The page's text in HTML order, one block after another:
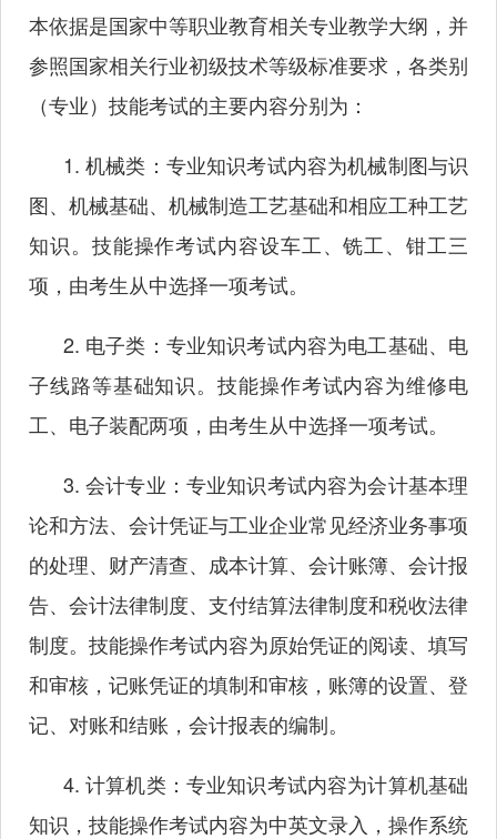
本依据是国家中等职业教育相关专业教学大纲，并
参照国家相关行业初级技术等级标准要求，各类别
（专业）技能考试的主要内容分别为：
1. 机械类：专业知识考试内容为机械制图与识
图、机械基础、机械制造工艺基础和相应工种工艺
知识。技能操作考试内容设车工、铣工、钳工三
项，由考生从中选择一项考试。
2. 电子类：专业知识考试内容为电工基础、电
子线路等基础知识。技能操作考试内容为维修电
工、电子装配两项，由考生从中选择一项考试。
3. 会计专业：专业知识考试内容为会计基本理
论和方法、会计凭证与工业企业常见经济业务事项
的处理、财产清查、成本计算、会计账簿、会计报
告、会计法律制度、支付结算法律制度和税收法律
制度。技能操作考试内容为原始凭证的阅读、填写
和审核，记账凭证的填制和审核，账簿的设置、登
记、对账和结账，会计报表的编制。
4. 计算机类：专业知识考试内容为计算机基础
知识，技能操作考试内容为中英文录入，操作系统